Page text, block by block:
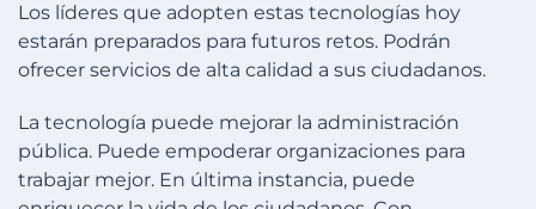
Los líderes que adopten estas tecnologías hoy
estarán preparados para futuros retos. Podrán
ofrecer servicios de alta calidad a sus ciudadanos.
La tecnología puede mejorar la administración
pública. Puede empoderar organizaciones para
trabajar mejor. En última instancia, puede